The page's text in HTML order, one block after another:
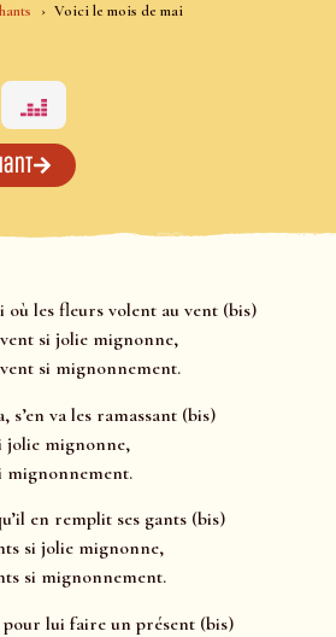
Voici le mois de mai
où les fleurs volent au vent (bis)
si jolie mignonne,
si mignonnement.
s’en va les ramassant (bis)
jolie mignonne,
mignonnement.
en remplit ses gants (bis)
si jolie mignonne,
si mignonnement.
pour lui faire un présent (bis)